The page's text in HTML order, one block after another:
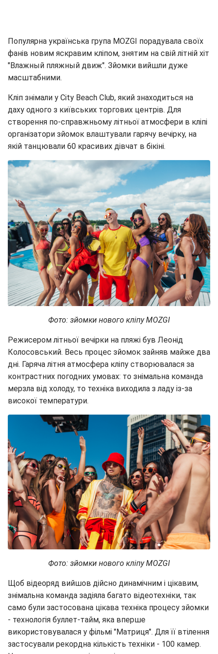
Популярна українська група MOZGI порадувала своїх
фанів новим яскравим кліпом, знятим на свій літній хіт
"Влажный пляжный движ". Зйомки вийшли дуже
масштабними.
Кліп знімали у City Beach Club, який знаходиться на
даху одного з київських торгових центрів. Для
створення по-справжньому літньої атмосфери в кліпі
організатори зйомок влаштували гарячу вечірку, на
якій танцювали 60 красивих дівчат в бікіні.
Фото: зйомки нового кліпу MOZGI
Режисером літньої вечірки на пляжі був Леонід
Колосовський. Весь процес зйомок зайняв майже два
дні. Гаряча літня атмосфера кліпу створювалася за
контрастних погодних умовах: то знімальна команда
мерзла від холоду, то техніка виходила з ладу із-за
високої температури.
Фото: зйомки нового кліпу MOZGI
Щоб відеоряд вийшов дійсно динамічним і цікавим,
знімальна команда задіяла багато відеотехніки, так
само були застосована цікава техніка процесу зйомки
- технологія буллет-тайм, яка вперше
використовувалася у фільмі "Матриця". Для її втілення
застосували рекордна кількість техніки - 100 камер.